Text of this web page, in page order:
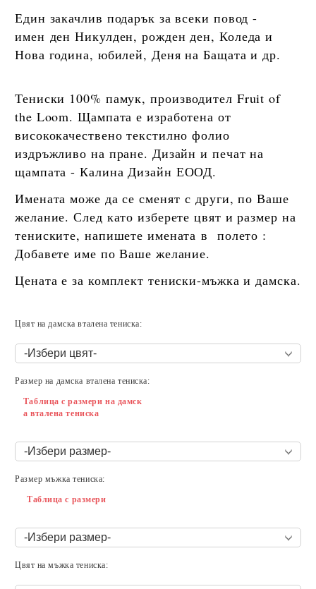
Един закачлив подарък за всеки повод -
имен ден Никулден, рожден ден, Коледа и
Нова година, юбилей, Деня на Бащата и др.
Тениски 100% памук, производител Fruit of
the Loom. Щампата е изработена от
висококачествено текстилно фолио
издръжливо на пране. Дизайн и печат на
щампата - Калина Дизайн ЕООД.
Имената може да се сменят с други, по Ваше
желание. След като изберете цвят и размер на
тениските, напишете имената в полето :
Добавете име по Ваше желание.
Цената е за комплект тениски-мъжка и дамска.
Цвят на дамска вталена тениска:
Размер на дамска вталена тениска:
Таблица с размери на дамск
а вталена тениска
Размер мъжка тениска:
Таблица с размери
Цвят на мъжка тениска: